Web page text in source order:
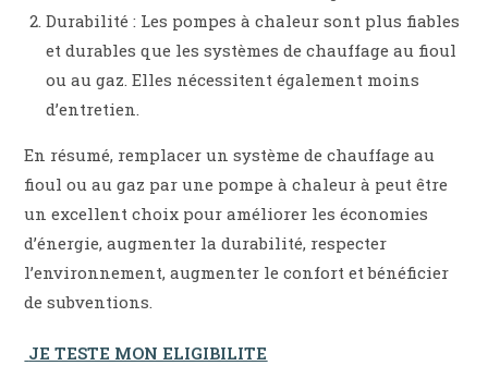
Durabilité : Les pompes à chaleur sont plus fiables
et durables que les systèmes de chauffage au fioul
ou au gaz. Elles nécessitent également moins
d’entretien.
En résumé, remplacer un système de chauffage au
fioul ou au gaz par une pompe à chaleur à peut être
un excellent choix pour améliorer les économies
d’énergie, augmenter la durabilité, respecter
l’environnement, augmenter le confort et bénéficier
de subventions.
JE TESTE MON ELIGIBILITE